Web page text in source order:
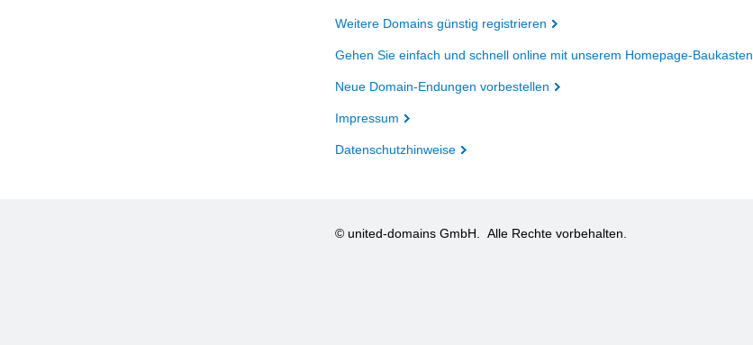
Weitere Domains günstig registrieren
Gehen Sie einfach und schnell online mit unserem Homepage-Baukasten
Neue Domain-Endungen vorbestellen
Impressum
Datenschutzhinweise
© united-domains GmbH. Alle Rechte vorbehalten.